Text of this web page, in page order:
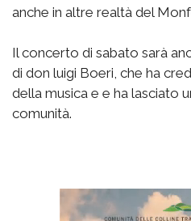
anche in altre realtà del
Il concerto di sabato sarà
di don luigi Boeri, che ha
della musica e e ha lasciato
comunità.